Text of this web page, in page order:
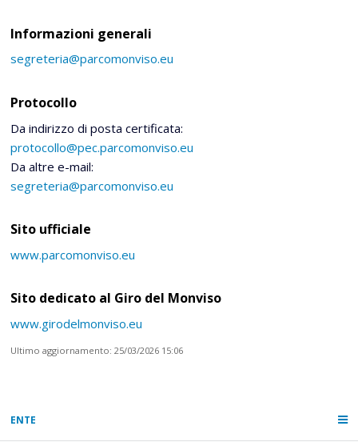
Informazioni generali
segreteria@parcomonviso.eu
Protocollo
Da indirizzo di posta certificata:
protocollo@pec.parcomonviso.eu
Da altre e-mail:
segreteria@parcomonviso.eu
Sito ufficiale
www.parcomonviso.eu
Sito dedicato al Giro del Monviso
www.girodelmonviso.eu
Ultimo aggiornamento: 25/03/2026 15:06
ENTE